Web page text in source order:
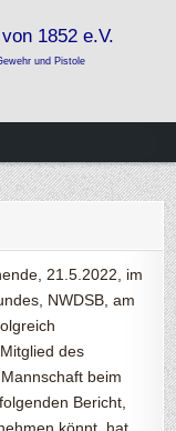
von 1852
21.5.2022, im
NWDSB, am
des
beim
Bericht,